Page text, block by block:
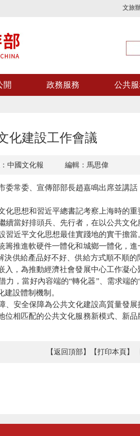
文旅
開 政務服務 公共
化建設工作會議
中國文化報 編輯：馬思偉
常委、宣傳部部長趙嘉鳴出席並講話
思想和習近平總書記考察上海時的重
當好排頭兵、先行者，在以公共文化
近平文化思想最佳實踐地的實干擔當
推進軟硬件一體化和城鄉一體化，進
決供給產品好不好、供給方式順不順
入，為推動經濟社會發展中心工作凝
，當好內容端的“轉化器”、需求端的
設體制機制。
安全保障為公共文化建設高質量發展
位相匹配的公共文化服務新模式、新品
【返回頂部】 【打印本頁】